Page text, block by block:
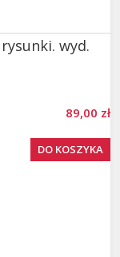
wyd.
89,00 zł
DO KOSZYKA